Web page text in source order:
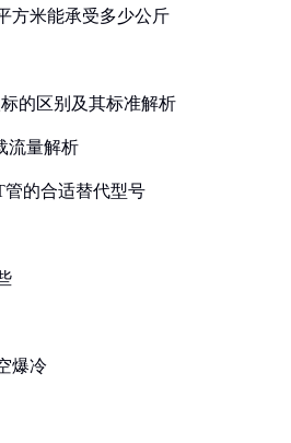
方米能承受多少公斤
的区别及其标准解析
流量解析
管的合适替代型号
爆冷